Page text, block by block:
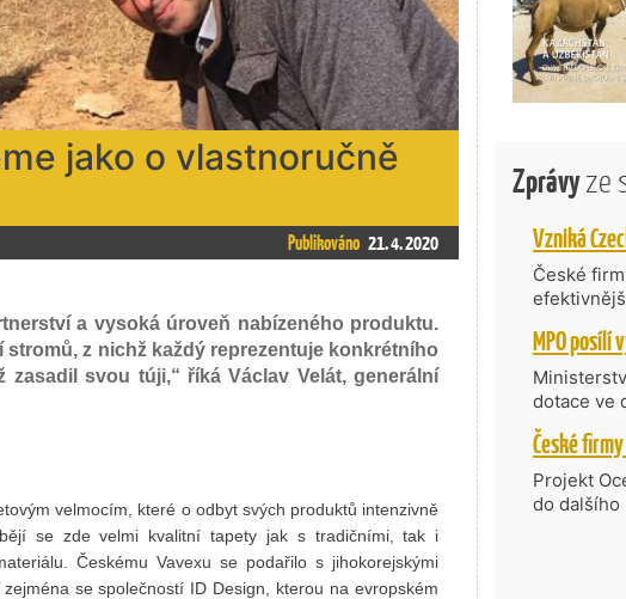
jako o vlastnoručně
Publikováno 21. 4. 2020
a vysoká úroveň nabízeného produktu.
z nichž každý reprezentuje konkrétního
svou túji,“ říká Václav Velát, generální
velmocím, které o odbyt svých produktů intenzivně
se zde velmi kvalitní tapety jak s tradičními, tak i
Českému Vavexu se podařilo s jihokorejskými
se společností ID Design, kterou na evropském
Zprávyze
České
nabídne
zahraniční
dotace ve
Transfer,
Částkou
umělé
do
Projekt
do dalšího
prosazují